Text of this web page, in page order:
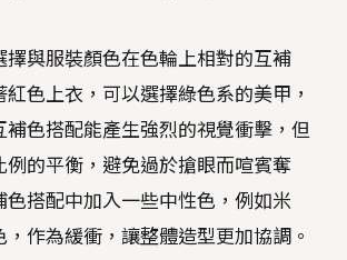
擇與服裝顏色在色輪上相對的互補
色上衣，可以選擇綠色系的美甲，
補色搭配能產生強烈的視覺衝擊，但
例的平衡，避免過於搶眼而喧賓奪
色搭配中加入一些中性色，例如米
作為緩衝，讓整體造型更加協調。